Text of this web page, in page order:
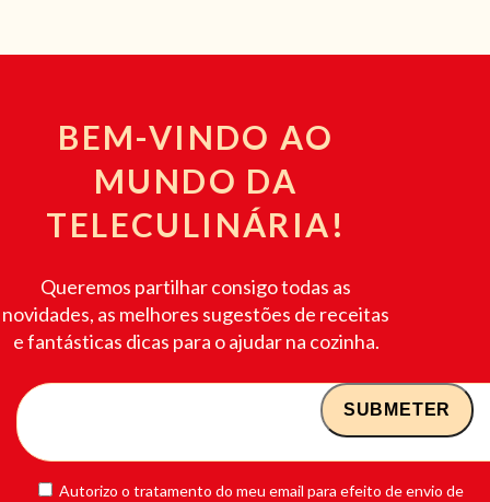
BEM-VINDO AO
MUNDO DA
TELECULINÁRIA!
Queremos partilhar consigo todas as
novidades, as melhores sugestões de receitas
e fantásticas dicas para o ajudar na cozinha.
Autorizo o tratamento do meu email para efeito de envio de